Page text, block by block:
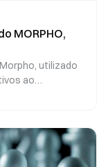
MORPHO,
utilizado
ao
de
no